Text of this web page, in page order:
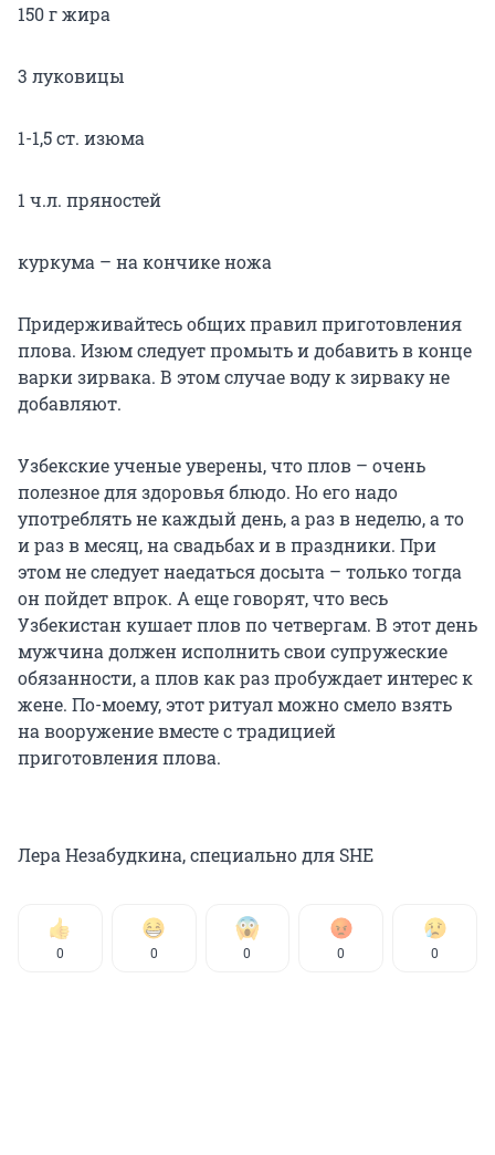
150 г жира
3 луковицы
1-1,5 ст. изюма
1 ч.л. пряностей
куркума – на кончике ножа
Придерживайтесь общих правил приготовления
плова. Изюм следует промыть и добавить в конце
варки зирвака. В этом случае воду к зирваку не
добавляют.
Узбекские ученые уверены, что плов – очень
полезное для здоровья блюдо. Но его надо
употреблять не каждый день, а раз в неделю, а то
и раз в месяц, на свадьбах и в праздники. При
этом не следует наедаться досыта – только тогда
он пойдет впрок. А еще говорят, что весь
Узбекистан кушает плов по четвергам. В этот день
мужчина должен исполнить свои супружеские
обязанности, а плов как раз пробуждает интерес к
жене. По-моему, этот ритуал можно смело взять
на вооружение вместе с традицией
приготовления плова.
Лера Незабудкина, специально для SHE
0 0 0 0 0